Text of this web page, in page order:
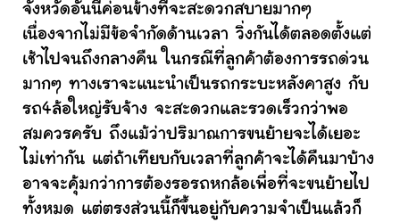
จังหวัดอันนี้ค่อนข้างที่จะสะดวกสบายมากๆ
เนื่องจากไม่มีข้อจำกัดด้านเวลา วิ่งกันได้ตลอดตั้งแต่
เช้าไปจนถึงกลางคืน ในกรณีที่ลูกค้าต้องการรถด่วน
มากๆ ทางเราจะแนะนำเป็นรถกระบะหลังคาสูง กับ
รถ4ล้อใหญ่รับจ้าง จะสะดวกและรวดเร็วกว่าพอ
สมควรครับ ถึงแม้ว่าปริมาณการขนย้ายจะได้เยอะ
ไม่เท่ากัน แต่ถ้าเทียบกับเวลาที่ลูกค้าจะได้คืนมาบ้าง
อาจจะคุ้มกว่าการต้องรอรถหกล้อเพื่อที่จะขนย้ายไป
ทั้งหมด แต่ตรงส่วนนี้ก็ขึ้นอยู่กับความจำเป็นแล้วก็